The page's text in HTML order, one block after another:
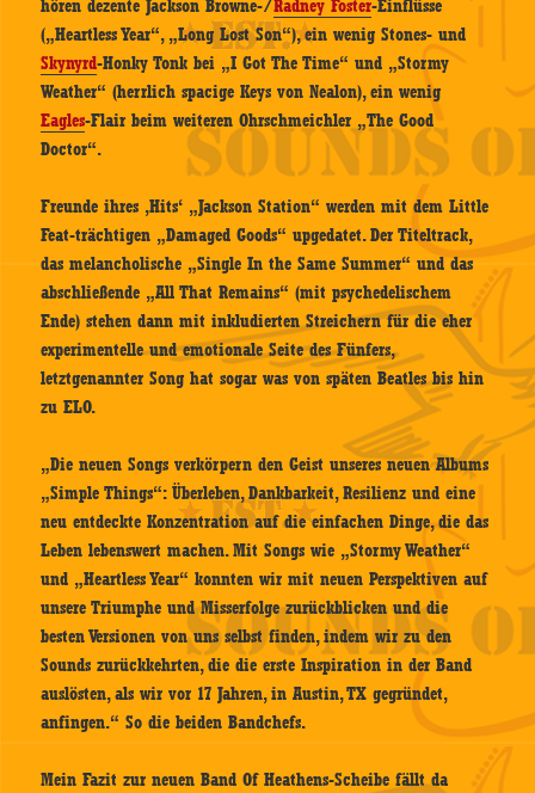
hören dezente Jackson Browne-/Radney Foster-Einflüsse
(„Heartless Year“, „Long Lost Son“), ein wenig Stones- und
Skynyrd-Honky Tonk bei „I Got The Time“ und „Stormy
Weather“ (herrlich spacige Keys von Nealon), ein wenig
Eagles-Flair beim weiteren Ohrschmeichler „The Good
Doctor“.
Freunde ihres ‚Hits‘ „Jackson Station“ werden mit dem Little
Feat-trächtigen „Damaged Goods“ upgedatet. Der Titeltrack,
das melancholische „Single In the Same Summer“ und das
abschließende „All That Remains“ (mit psychedelischem
Ende) stehen dann mit inkludierten Streichern für die eher
experimentelle und emotionale Seite des Fünfers,
letztgenannter Song hat sogar was von späten Beatles bis hin
zu ELO.
„Die neuen Songs verkörpern den Geist unseres neuen Albums
„Simple Things“: Überleben, Dankbarkeit, Resilienz und eine
neu entdeckte Konzentration auf die einfachen Dinge, die das
Leben lebenswert machen. Mit Songs wie „Stormy Weather“
und „Heartless Year“ konnten wir mit neuen Perspektiven auf
unsere Triumphe und Misserfolge zurückblicken und die
besten Versionen von uns selbst finden, indem wir zu den
Sounds zurückkehrten, die die erste Inspiration in der Band
auslösten, als wir vor 17 Jahren, in Austin, TX gegründet,
anfingen.“ So die beiden Bandchefs.
Mein Fazit zur neuen Band Of Heathens-Scheibe fällt da